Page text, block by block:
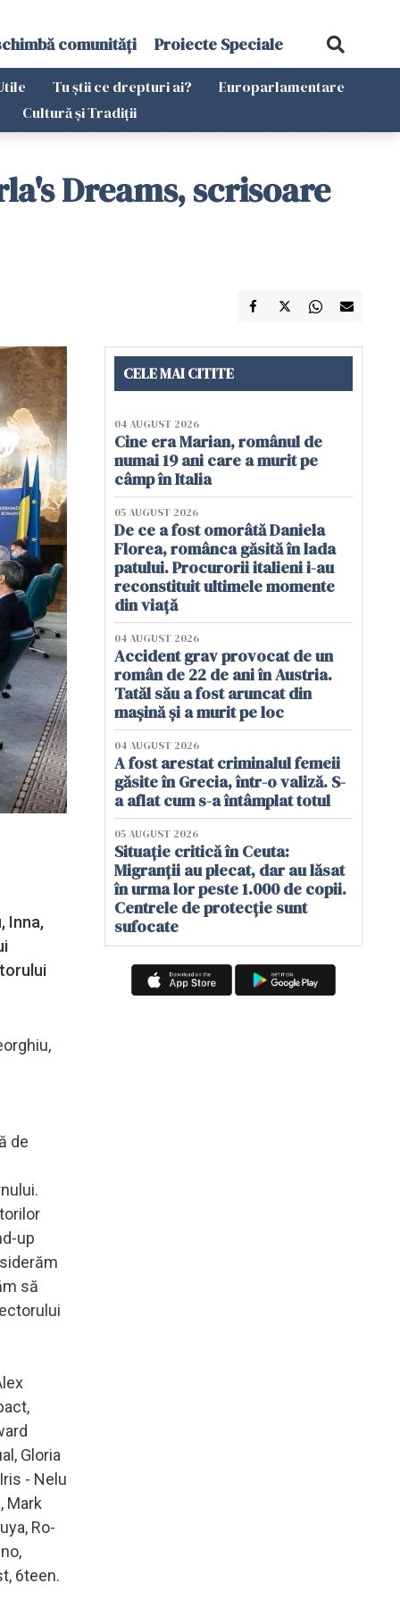
comunități Proiecte Speciale
Tu știi ce drepturi ai?
Europarlamentare
Cultură și Tradiții
Dreams, scrisoare
Inna,
de
up
să
Gloria
- Nelu
Mark
Ro-
6teen.
CELE MAI CITITE
04 AUGUST 2026
Cine era Marian, românul de
numai 19 ani care a murit pe
câmp în Italia
05 AUGUST 2026
De ce a fost omorâtă Daniela
Florea, românca găsită în lada
patului. Procurorii italieni i-au
reconstituit ultimele momente
din viață
04 AUGUST 2026
Accident grav provocat de un
român de 22 de ani în Austria.
Tatăl său a fost aruncat din
mașină și a murit pe loc
04 AUGUST 2026
A fost arestat criminalul femeii
găsite în Grecia, într-o valiză. S-
a aflat cum s-a întâmplat totul
05 AUGUST 2026
Situație critică în Ceuta:
Migranții au plecat, dar au lăsat
în urma lor peste 1.000 de copii.
Centrele de protecție sunt
sufocate